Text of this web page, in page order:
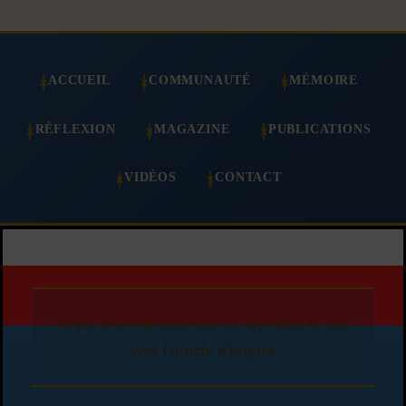
ACCUEIL COMMUNAUTÉ MÉMOIRE
RÉFLEXION MAGAZINE PUBLICATIONS
VIDÉOS CONTACT
Copie d'article autorisée en affichant le lien
vers l'article d'origine